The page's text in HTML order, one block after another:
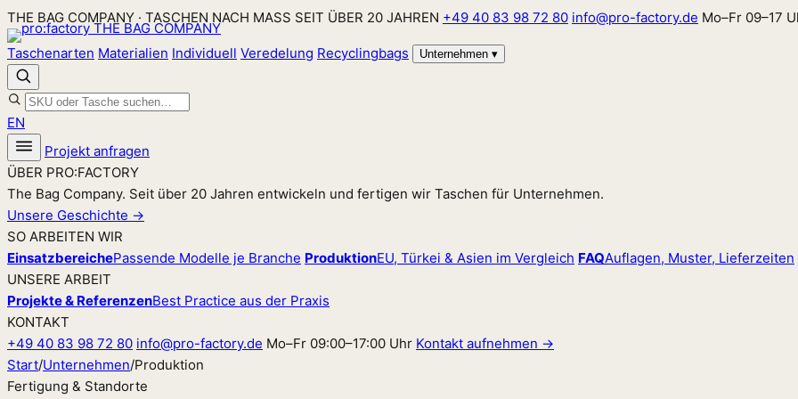
Zum
Inhalt
springen
THE BAG COMPANY · TASCHEN NACH MASS SEIT ÜBER 20 JAHREN +49 40 83 98 72 80 info@pro-factory.de Mo–Fr 09–17
Taschenarten Materialien Individuell Veredelung Recyclingbags Unternehmen ▾
EN
Projekt anfragen
ÜBER PRO:FACTORY
The Bag Company. Seit über 20 Jahren entwickeln und fertigen wir Taschen für Unternehmen.
Unsere Geschichte →
SO ARBEITEN WIR
EinsatzbereichePassende Modelle je Branche ProduktionEU, Türkei & Asien im Vergleich FAQAuflagen, Muster, Lieferzeiten
UNSERE ARBEIT
Projekte & ReferenzenBest Practice aus der Praxis
KONTAKT
+49 40 83 98 72 80 info@pro-factory.de Mo–Fr 09:00–17:00 Uhr Kontakt aufnehmen →
Start/Unternehmen/Produktion
Fertigung & Standorte